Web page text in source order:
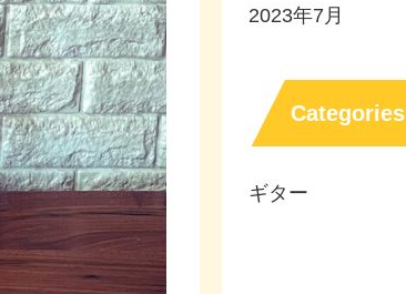
2023年7月
Categories
ギター